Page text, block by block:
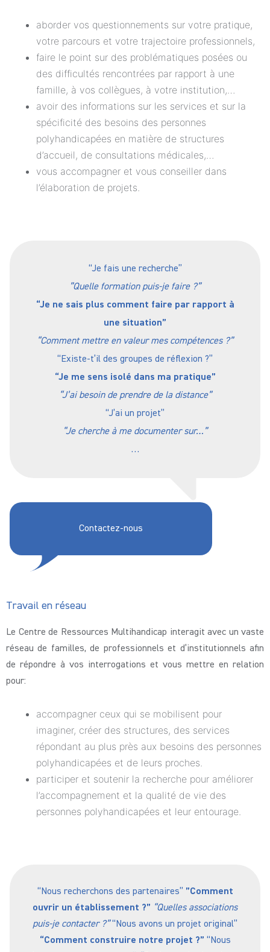
aborder vos questionnements sur votre pratique,
votre parcours et votre trajectoire professionnels,
faire le point sur des problématiques posées ou
des difficultés rencontrées par rapport à une
famille, à vos collègues, à votre institution,…
avoir des informations sur les services et sur la
spécificité des besoins des personnes
polyhandicapées en matière de structures
d’accueil, de consultations médicales,…
vous accompagner et vous conseiller dans
l’élaboration de projets.
“Je fais une recherche”
”Quelle formation puis-je faire ?”
“Je ne sais plus comment faire par rapport à
une situation”
“Comment mettre en valeur mes compétences ?”
“Existe-t’il des groupes de réflexion ?”
“Je me sens isolé dans ma pratique”
“J’ai besoin de prendre de la distance”
“J’ai un projet”
“Je cherche à me documenter sur…”
…
Contactez-nous
Travail en réseau
Le Centre de Ressources Multihandicap interagit avec un vaste
réseau de familles, de professionnels et d’institutionnels afin
de répondre à vos interrogations et vous mettre en relation
pour:
accompagner ceux qui se mobilisent pour
imaginer, créer des structures, des services
répondant au plus près aux besoins des personnes
polyhandicapées et de leurs proches.
participer et soutenir la recherche pour améliorer
l’accompagnement et la qualité de vie des
personnes polyhandicapées et leur entourage.
“Nous recherchons des partenaires” ”Comment
ouvrir un établissement ?” “Quelles associations
puis-je contacter ?”“Nous avons un projet original”
“Comment construire notre projet ?” “Nous